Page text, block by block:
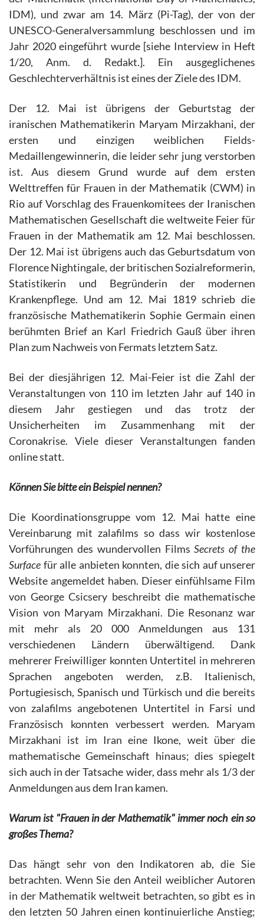
IDM), und zwar am 14. März (Pi-Tag), der von der
UNESCO-Generalversammlung beschlossen und im
Jahr 2020 eingeführt wurde [siehe Interview in Heft
1/20, Anm. d. Redakt.]. Ein ausgeglichenes
Geschlechterverhältnis ist eines der Ziele des IDM.
Der 12. Mai ist übrigens der Geburtstag der
iranischen Mathematikerin Maryam Mirzakhani, der
ersten und einzigen weiblichen Fields-
Medaillengewinnerin, die leider sehr jung verstorben
ist. Aus diesem Grund wurde auf dem ersten
Welttreffen für Frauen in der Mathematik (CWM) in
Rio auf Vorschlag des Frauenkomitees der Iranischen
Mathematischen Gesellschaft die weltweite Feier für
Frauen in der Mathematik am 12. Mai beschlossen.
Der 12. Mai ist übrigens auch das Geburtsdatum von
Florence Nightingale, der britischen Sozialreformerin,
Statistikerin und Begründerin der modernen
Krankenpflege. Und am 12. Mai 1819 schrieb die
französische Mathematikerin Sophie Germain einen
berühmten Brief an Karl Friedrich Gauß über ihren
Plan zum Nachweis von Fermats letztem Satz.
Bei der diesjährigen 12. Mai-Feier ist die Zahl der
Veranstaltungen von 110 im letzten Jahr auf 140 in
diesem Jahr gestiegen und das trotz der
Unsicherheiten im Zusammenhang mit der
Coronakrise. Viele dieser Veranstaltungen fanden
online statt.
Können Sie bitte ein Beispiel nennen?
Die Koordinationsgruppe vom 12. Mai hatte eine
Vereinbarung mit zalafilms so dass wir kostenlose
Vorführungen des wundervollen FilmsSecrets of the
Surface für alle anbieten konnten, die sich auf unserer
Website angemeldet haben. Dieser einfühlsame Film
von George Csicsery beschreibt die mathematische
Vision von Maryam Mirzakhani. Die Resonanz war
mit mehr als 20 000 Anmeldungen aus 131
verschiedenen Ländern überwältigend. Dank
mehrerer Freiwilliger konnten Untertitel in mehreren
Sprachen angeboten werden, z.B. Italienisch,
Portugiesisch, Spanisch und Türkisch und die bereits
von zalafilms angebotenen Untertitel in Farsi und
Französisch konnten verbessert werden. Maryam
Mirzakhani ist im Iran eine Ikone, weit über die
mathematische Gemeinschaft hinaus; dies spiegelt
sich auch in der Tatsache wider, dass mehr als 1/3 der
Anmeldungen aus dem Iran kamen.
Warum ist "Frauen in der Mathematik" immer noch ein so
großes Thema?
Das hängt sehr von den Indikatoren ab, die Sie
betrachten. Wenn Sie den Anteil weiblicher Autoren
in der Mathematik weltweit betrachten, so gibt es in
den letzten 50 Jahren einen kontinuierliche Anstieg;